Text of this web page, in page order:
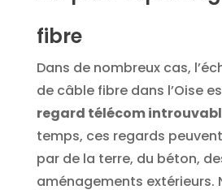
fibre
Dans de nombreux cas,
de câble fibre dans l’Oise
regard télécom
temps, ces regards
par de la terre, du béton,
aménagements extérieurs.